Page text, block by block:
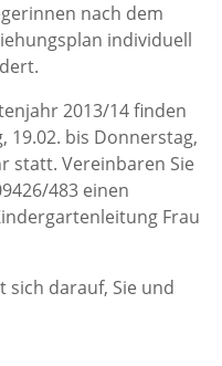
nach dem
individuell
2013/14 finden
19.02. bis Donnerstag,
statt. Vereinbaren Sie
483 einen
Frau
sich darauf, Sie und